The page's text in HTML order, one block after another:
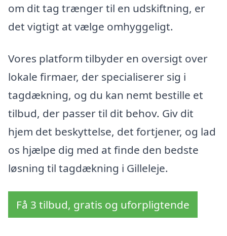
om dit tag trænger til en udskiftning, er
det vigtigt at vælge omhyggeligt.
Vores platform tilbyder en oversigt over
lokale firmaer, der specialiserer sig i
tagdækning, og du kan nemt bestille et
tilbud, der passer til dit behov. Giv dit
hjem det beskyttelse, det fortjener, og lad
os hjælpe dig med at finde den bedste
løsning til tagdækning i Gilleleje.
Få 3 tilbud, gratis og uforpligtende